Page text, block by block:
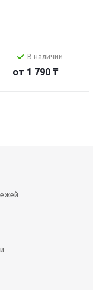
В наличии
от 1 790 ₸